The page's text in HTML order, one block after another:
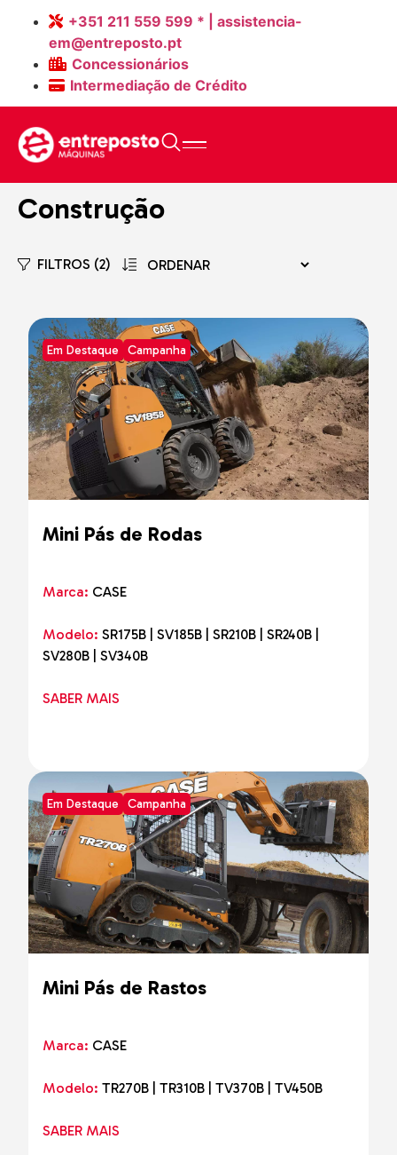
+351 211 559 599 * | assistencia-
em@entreposto.pt
Concessionários
Intermediação de Crédito
Home > Máquinas Novas
Construção
FILTROS (2)
Em Destaque Campanha
Mini Pás de Rodas
Marca: CASE
Modelo: SR175B | SV185B | SR210B | SR240B |
SV280B | SV340B
SABER MAIS
Em Destaque Campanha
Mini Pás de Rastos
Marca: CASE
Modelo: TR270B | TR310B | TV370B | TV450B
SABER MAIS